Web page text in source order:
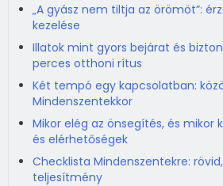
„A gyász nem tiltja az örömöt”:
kezelése
Illatok mint gyors bejárat és
perces otthoni rítus
Két tempó egy kapcsolatban:
Mindenszentekkor
Mikor elég az önsegítés, és mikor
és elérhetőségek
Checklista Mindenszentekre:
teljesítmény